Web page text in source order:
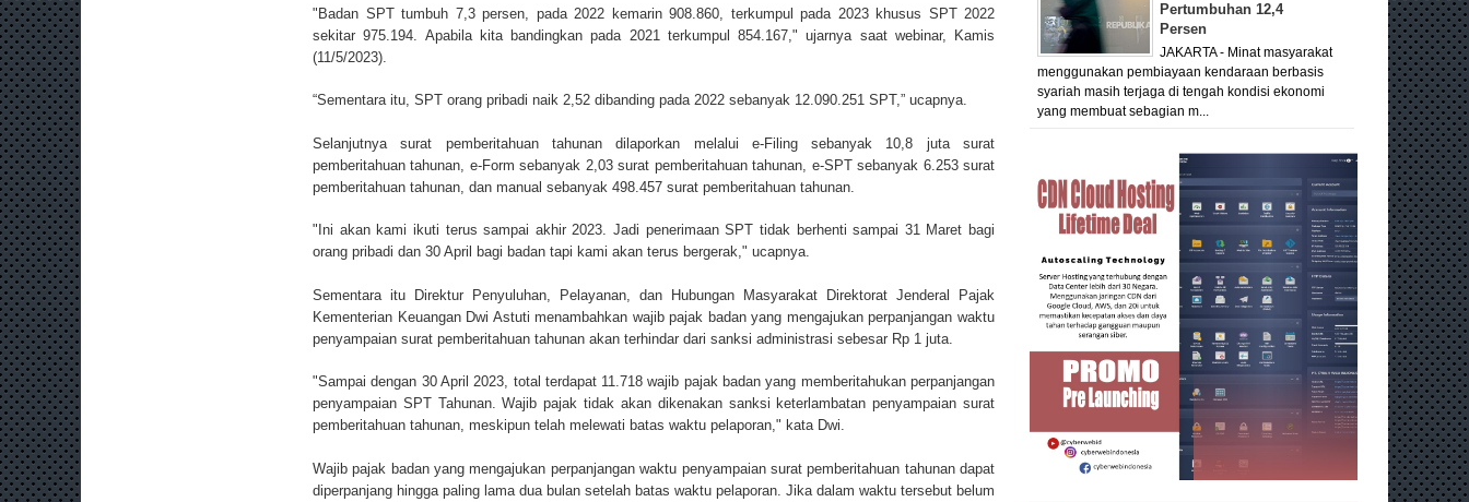
"Badan SPT tumbuh 7,3 persen, pada 2022 kemarin 908.860, terkumpul pada 2023 khusus SPT 2022
sekitar 975.194. Apabila kita bandingkan pada 2021 terkumpul 854.167," ujarnya saat webinar, Kamis
(11/5/2023).
“Sementara itu, SPT orang pribadi naik 2,52 dibanding pada 2022 sebanyak 12.090.251 SPT,” ucapnya.
Selanjutnya surat pemberitahuan tahunan dilaporkan melalui e-Filing sebanyak 10,8 juta surat
pemberitahuan tahunan, e-Form sebanyak 2,03 surat pemberitahuan tahunan, e-SPT sebanyak 6.253 surat
pemberitahuan tahunan, dan manual sebanyak 498.457 surat pemberitahuan tahunan.
"Ini akan kami ikuti terus sampai akhir 2023. Jadi penerimaan SPT tidak berhenti sampai 31 Maret bagi
orang pribadi dan 30 April bagi badan tapi kami akan terus bergerak," ucapnya.
Sementara itu Direktur Penyuluhan, Pelayanan, dan Hubungan Masyarakat Direktorat Jenderal Pajak
Kementerian Keuangan Dwi Astuti menambahkan wajib pajak badan yang mengajukan perpanjangan waktu
penyampaian surat pemberitahuan tahunan akan terhindar dari sanksi administrasi sebesar Rp 1 juta.
"Sampai dengan 30 April 2023, total terdapat 11.718 wajib pajak badan yang memberitahukan perpanjangan
penyampaian SPT Tahunan. Wajib pajak tidak akan dikenakan sanksi keterlambatan penyampaian surat
pemberitahuan tahunan, meskipun telah melewati batas waktu pelaporan," kata Dwi.
Wajib pajak badan yang mengajukan perpanjangan waktu penyampaian surat pemberitahuan tahunan dapat
diperpanjang hingga paling lama dua bulan setelah batas waktu pelaporan. Jika dalam waktu tersebut belum
Pertumbuhan 12,4
Persen
JAKARTA - Minat masyarakat
menggunakan pembiayaan kendaraan berbasis
syariah masih terjaga di tengah kondisi ekonomi
yang membuat sebagian m...